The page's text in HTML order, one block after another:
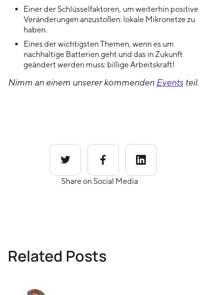
Einer der Schlüsselfaktoren, um weiterhin positive
Veränderungen anzustoßen: lokale Mikronetze zu
haben.
Eines der wichtigsten Themen, wenn es um
nachhaltige Batterien geht und das in Zukunft
geändert werden muss: billige Arbeitskraft!
Nimm an einem unserer kommenden Events teil.
Share on Social Media
Related Posts